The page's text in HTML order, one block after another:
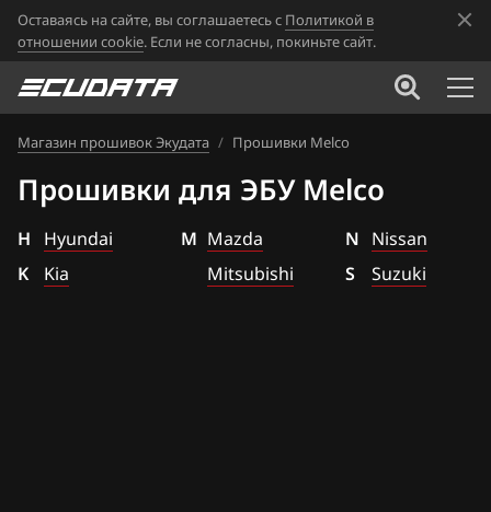
Оставаясь на сайте, вы соглашаетесь с Политикой в
отношении cookie. Если не согласны, покиньте сайт.
Магазин прошивок Экудата / Прошивки Melco
Прошивки для ЭБУ Melco
H
Hyundai
K
Kia
M Mazda
Mitsubishi
N Nissan
S
Suzuki